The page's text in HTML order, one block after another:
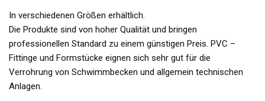
In verschiedenen Größen erhältlich.
Die Produkte sind von hoher Qualität und bringen
professionellen Standard zu einem günstigen Preis. PVC –
Fittinge und Formstücke eignen sich sehr gut für die
Verrohrung von Schwimmbecken und allgemein technischen
Anlagen.